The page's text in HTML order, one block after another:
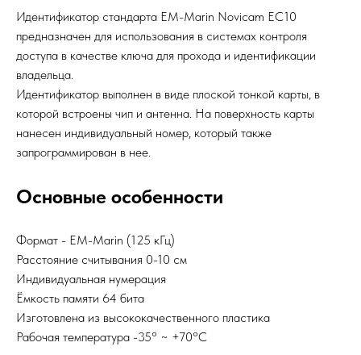
Идентификатор стандарта EM-Marin Novicam EC10
предназначен для использования в системах контроля
доступа в качестве ключа для прохода и идентификации
владельца.
Идентификатор выполнен в виде плоской тонкой карты, в
которой встроены чип и антенна. На поверхность карты
нанесен индивидуальный номер, который также
запрограммирован в нее.
Основные особенности
Формат - EM-Marin (125 кГц)
Расстояние считывания 0-10 см
Индивидуальная нумерация
Ёмкость памяти 64 бита
Изготовлена из высококачественного пластика
Рабочая температура -35° ~ +70°С